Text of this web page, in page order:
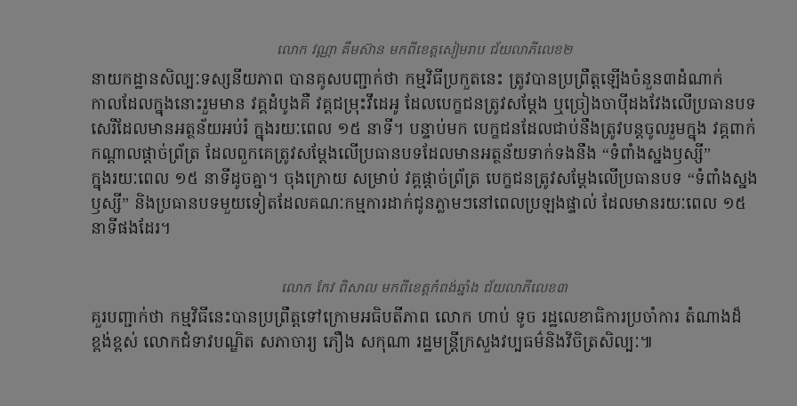
លោក វណ្ណា គឹមស៊ាន មកពីខេត្តសៀមរាប ជ័យលាភីលេខ២
នាយកដ្ឋានសិល្បៈទស្សនីយភាព បានគូសបញ្ជាក់ថា កម្មវិធីប្រកួតនេះ ត្រូវបានប្រព្រឹត្តឡើងចំនួន៣ដំណាក់
កាលដែលក្នុងនោះរួមមាន វគ្គដំបូងគឺ វគ្គជម្រុះវីដេអូ ដែលបេក្ខជនត្រូវសម្តែង ឬច្រៀងចាប៉ីដងវែងលើប្រធានបទ
សេរីដែលមានអត្ថន័យអប់រំ ក្នុងរយៈពេល ១៥ នាទី។ បន្ទាប់មក បេក្ខជនដែលជាប់នឹងត្រូវបន្តចូលរួមក្នុង វគ្គពាក់
កណ្តាលផ្តាច់ព្រ័ត្រ ដែលពួកគេត្រូវសម្តែងលើប្រធានបទដែលមានអត្ថន័យទាក់ទងនឹង “ទំពាំងស្នងឫស្សី”
ក្នុងរយៈពេល ១៥ នាទីដូចគ្នា។ ចុងក្រោយ សម្រាប់ វគ្គផ្តាច់ព្រ័ត្រ បេក្ខជនត្រូវសម្តែងលើប្រធានបទ “ទំពាំងស្នង
ឫស្សី” និងប្រធានបទមួយទៀតដែលគណៈកម្មការដាក់ជូនភ្លាមៗនៅពេលប្រឡងផ្ទាល់ ដែលមានរយៈពេល ១៥
នាទីផងដែរ។
លោក កែវ ពិសាល មកពីខេត្តកំពង់ឆ្នាំង ជ័យលាភីលេខ៣
គួរបញ្ជាក់ថា កម្មវិធីនេះបានប្រព្រឹត្តទៅក្រោមអធិបតីភាព លោក ហាប់ ទូច រដ្ឋលេខាធិការប្រចាំការ តំណាងដ៏
ខ្ពង់ខ្ពស់ លោកជំទាវបណ្ឌិត សភាចារ្យ ភឿង សកុណា រដ្ឋមន្ត្រីក្រសួងវប្បធម៌និងវិចិត្រសិល្បៈ៕